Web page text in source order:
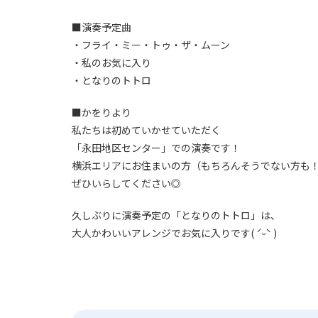
■演奏予定曲
・フライ・ミー・トゥ・ザ・ムーン
・私のお気に入り
・となりのトトロ
■かをりより
私たちは初めていかせていただく
「永田地区センター」での演奏です！
横浜エリアにお住まいの方（もちろんそうでない方も
ぜひいらしてください◎
久しぶりに演奏予定の「となりのトトロ」は、
大人かわいいアレンジでお気に入りです( ˊᵕˋ )